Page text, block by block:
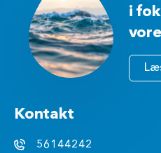
i
Kontakt
56144242